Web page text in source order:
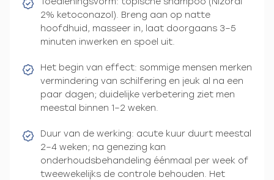
2% ketoconazol). Breng aan op natte
hoofdhuid, masseer in, laat doorgaans 3–5
minuten inwerken en spoel uit.
Het begin van effect: sommige mensen merken
vermindering van schilfering en jeuk al na een
paar dagen; duidelijke verbetering ziet men
meestal binnen 1–2 weken.
Duur van de werking: acute kuur duurt meestal
2–4 weken; na genezing kan
onderhoudsbehandeling éénmaal per week of
tweewekelijks de controle behouden. Het